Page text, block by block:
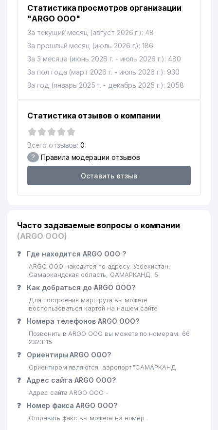
Статистика просмотров организации
"ARGO ООО"
За текущий месяц (август 2026 г.): 48
За прошлый месяц (июль 2026 г.): 186
За 3 месяца (июнь 2026 г. - июль 2026 г.): 480
За пол года (март 2026 г. - июль 2026 г.): 930
За год (январь 2025 г. - декабрь 2025 г.): 2058
Статистика отзывов о компании
Всего отзывов: 0
? Правила модерации отзывов
Оставить отзыв
Часто задаваемые вопросы о компании
(ARGO ООО)
❓ Где находится ARGO ООО ?
ARGO ООО находится по адресу: Узбекистан,
Самаркандская область, САМАРКАНД, 5
❓ Как добраться до ARGO ООО?
Для построения маршрута вы можете
воспользоваться картой на нашем сайте
❓ Номера телефонов ARGO ООО?
Позвонить в ARGO ООО вы можете по номерам: 66
2323115
❓ Ориентиры ARGO ООО?
Ориентиром являются: аэропорт "САМАРКАНД
❓ Адрес сайта ARGO ООО?
Адрес сайта ARGO ООО -
❓ Номер факса ARGO ООО?
Отправить факс вы можете на номер .